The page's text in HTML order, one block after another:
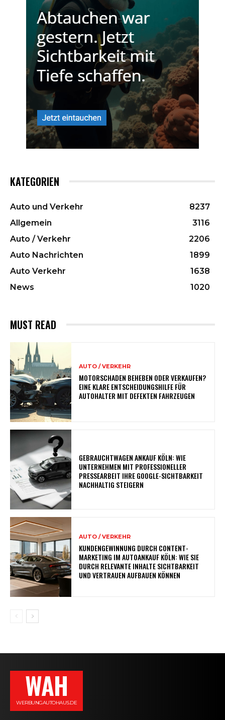
KATEGORIEN
Auto und Verkehr
8237
Allgemein
3116
Auto / Verkehr
2206
Auto Nachrichten
1899
Auto Verkehr
1638
News
1020
MUST READ
AUTO / VERKEHR
MOTORSCHADEN BEHEBEN ODER VERKAUFEN?
EINE KLARE ENTSCHEIDUNGSHILFE FÜR
AUTOHALTER MIT DEFEKTEN FAHRZEUGEN
GEBRAUCHTWAGEN ANKAUF KÖLN: WIE
UNTERNEHMEN MIT PROFESSIONELLER
PRESSEARBEIT IHRE GOOGLE-SICHTBARKEIT
NACHHALTIG STEIGERN
AUTO / VERKEHR
KUNDENGEWINNUNG DURCH CONTENT-
MARKETING IM AUTOANKAUF KÖLN: WIE SIE
DURCH RELEVANTE INHALTE SICHTBARKEIT
UND VERTRAUEN AUFBAUEN KÖNNEN
WAH
WERBUNGAUTOHAUS.DE